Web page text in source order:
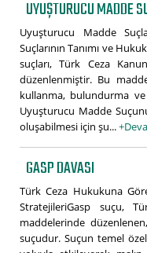
UYUŞTURUCU MADDE
Uyuşturucu Madde
Suçlarının Tanımı ve
suçları, Türk Ceza
düzenlenmiştir. Bu
kullanma, bulundurma
Uyuşturucu Madde
oluşabilmesi için şu...
GASP DAVASI
Türk Ceza Hukukuna
StratejileriGasp suçu,
maddelerinde
suçudur. Suçun temel